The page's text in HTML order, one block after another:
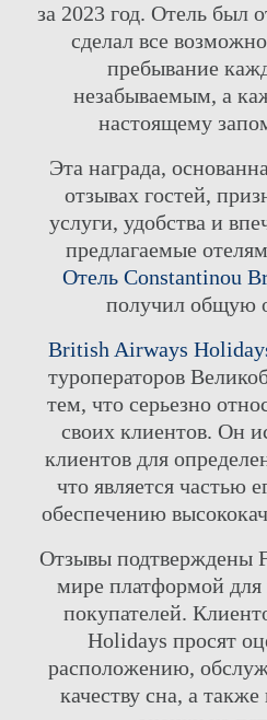
ЭЛИТНЫЙ КЛАСС
СВАДЬБЫ
ОНЛАЙН-РЕГИСТРАЦИИ
за 2023 год. Отель был
сделал все
пребывание
незабываемым, а
настоящему
Эта награда,
отзывах гостей,
услуги, удобства и
предлагаемые
Отель Constantinou
получил общую
British Airways
туроператоров
тем, что серьезно
своих клиентов. Он
клиентов для
что является частью
обеспечению
Отзывы подтверждены
мире платформой для
покупателей.
Holidays просят
расположению,
качеству сна, а